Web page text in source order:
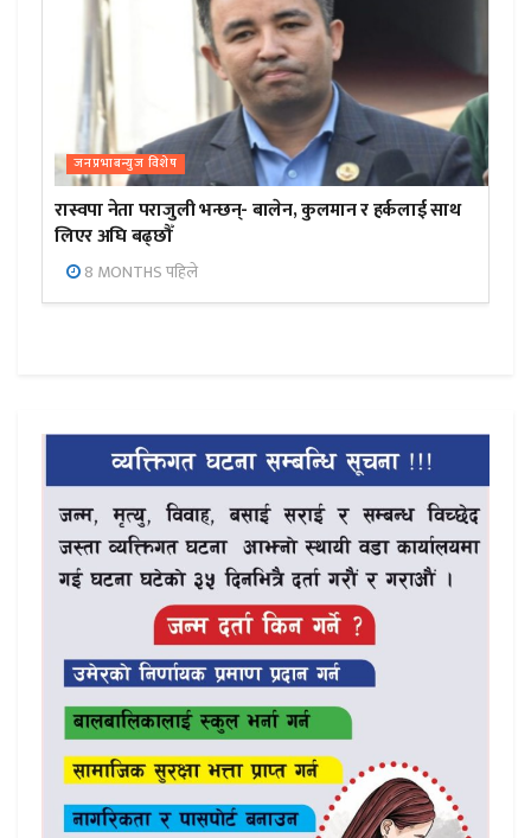
जनप्रभाबन्युज विशेष
रास्वपा नेता पराजुली भन्छन्- बालेन, कुलमान र हर्कलाई साथ
लिएर अघि बढ्छौँ
8 MONTHS पहिले